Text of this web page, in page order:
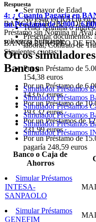
Ser mayor de Edad
No estar en RAI ni en
Tener Nómina o
Presentar
laboral, Contrato de
Respuesta
BANCO EUROPEO DE
Préstamo sin Nómina ni Aval
solvencia Suficiente
4: ¿ Cuanto Pagaria en
un Prestamo de 5.000 -
BANCO EUROPEO DE
Siguientes cuotas:
Por un Préstamo de
154,38 euros
Por un Préstamo de
143,67 euros
Por un Préstamo de
193,32 euros
Por un Préstamos de
231,99 euros
Por un Préstamo de
pagaría 248,59 euros
Otros
Bancos
Simulador Préstamos
Simulador Préstamos
Simulador Préstamos
Simulador Préstamos
Simulador Préstamos
Simulador Préstamos
Banco o Caja de
Ahorros
Simular Préstamos
INTESA-
SANPAOLO
Simular Préstamos
GENEFIM